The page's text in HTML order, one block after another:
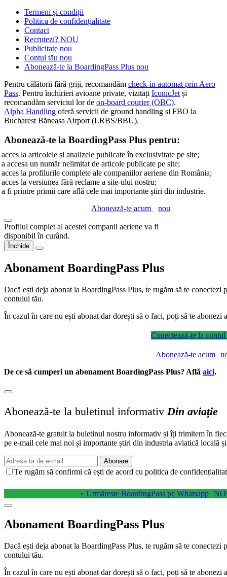
Termeni și condiții
Politica de confidențialitate
Contact
Recrutezi? NOU
Publicitate nou
Contul tău nou
Abonează-te la BoardingPass Plus nou
Pentru călătorii fără griji, recomandăm check-in automat prin Aero
Pass. Pentru închirieri avioane private, vizitați IconicJet și
recomandăm serviciul lor de on-board courier (OBC).
Alpha Handling oferă servicii de ground handling și FBO la
Bucharest Băneasa Airport (LRBS/BBU).
Abonează-te la BoardingPass Plus pentru:
acces la articolele și analizele publicate în exclusivitate pe site;
a accesa un număr nelimitat de articole publicate pe site;
acces la profilurile complete ale companiilor aeriene din România;
acces la versiunea fără reclame a site-ului nostru;
a fi printre primii care află cele mai importante știri din industrie.
Abonează-te acum
nou
Profilul complet al acestei companii aeriene va fi
disponibil în curând.
Închide
Abonament BoardingPass Plus
Dacă ești deja abonat la BoardingPass Plus, te rugăm să te
contului tău.
În cazul în care nu ești abonat dar dorești să o faci, poți să te
Conectează-te la contul
Abonează-te acum
De ce să cumperi un abonament BoardingPass Plus? Află aici.
Abonează-te la buletinul informativ Din aviație
Abonează-te gratuit la buletinul nostru informativ și îți trimitem în
pe e-mail cele mai noi și importante știri din industria aviatică locală
Abonare
Te rugăm să confirmi că ești de acord cu politica de
» Urmărește BoardingPass pe Whatsapp
Abonament BoardingPass Plus
Dacă ești deja abonat la BoardingPass Plus, te rugăm să te
contului tău.
În cazul în care nu ești abonat dar dorești să o faci, poți să te